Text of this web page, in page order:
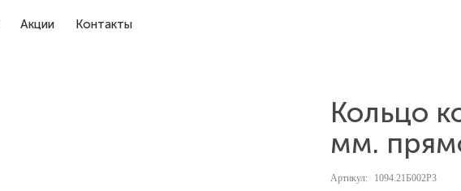
Акции Контакты
Кольцо
мм.
Артикул: 1094.21Б002Р3